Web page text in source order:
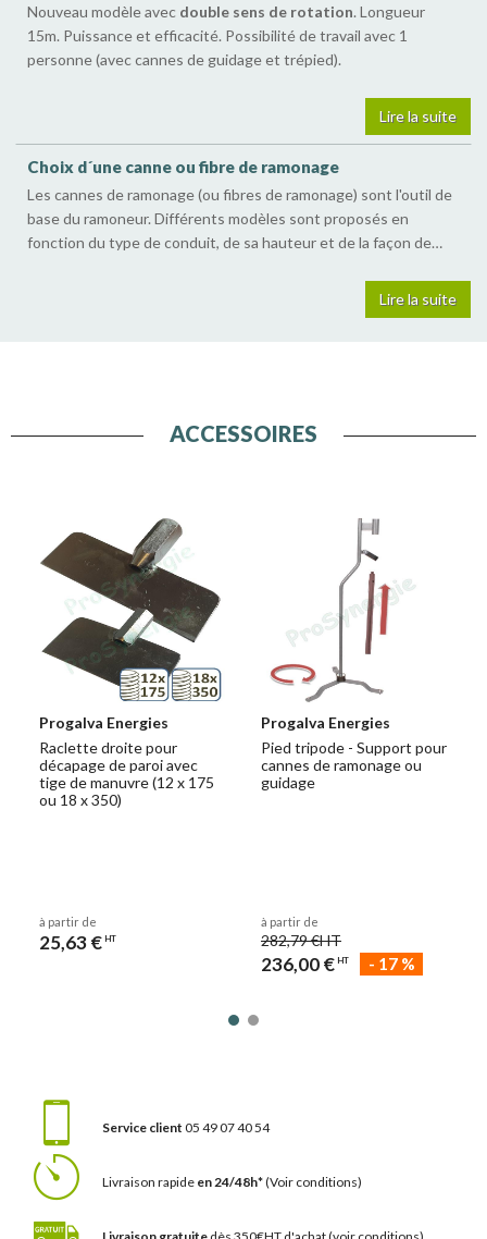
Nouveau modèle avec double sens de rotation. Longueur
15m. Puissance et efficacité. Possibilité de travail avec 1
personne (avec cannes de guidage et trépied).
Lire la suite
Choix d´une canne ou fibre de ramonage
Les cannes de ramonage (ou fibres de ramonage) sont l'outil de
base du ramoneur. Différents modèles sont proposés en
fonction du type de conduit, de sa hauteur et de la façon de
Lire la suite
ACCESSOIRES
Progalva Energies
Raclette droite pour
décapage de paroi avec
tige de manuvre (12 x 175
ou 18 x 350)
à partir de
25,63 € HT
Progalva Energies
Pied tripode - Support pour
cannes de ramonage ou
guidage
à partir de
282,79 €HT
236,00 € HT - 17 %
Service client 05 49 07 40 54
Livraison rapide en 24/48h*(Voir conditions)